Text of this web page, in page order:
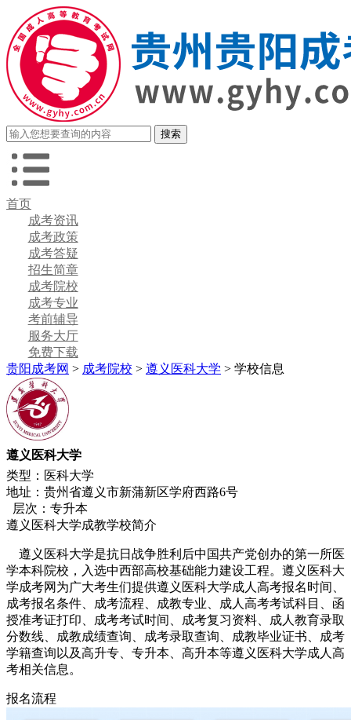
首页
成考资讯
成考政策
成考答疑
招生简章
成考院校
成考专业
考前辅导
服务大厅
免费下载
贵阳成考网 > 成考院校 > 遵义医科大学 > 学校信息
遵义医科大学
类型：医科大学
地址：贵州省遵义市新蒲新区学府西路6号
层次：专升本
遵义医科大学成教学校简介
遵义医科大学是抗日战争胜利后中国共产党创办的第一所医
学本科院校，入选中西部高校基础能力建设工程。遵义医科大
学成考网为广大考生们提供遵义医科大学成人高考报名时间、
成考报名条件、成考流程、成教专业、成人高考考试科目、函
授准考证打印、成考考试时间、成考复习资料、成人教育录取
分数线、成教成绩查询、成考录取查询、成教毕业证书、成考
学籍查询以及高升专、专升本、高升本等遵义医科大学成人高
考相关信息。
报名流程